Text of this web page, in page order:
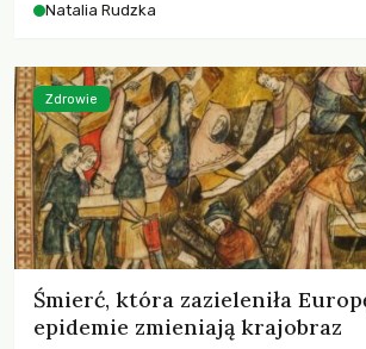
zdarzeń prowadzących do biologicznej
Natalia Rudzka
Śmierć, która zazieleniła
epidemie zmieniają krajobraz
Zdrowie